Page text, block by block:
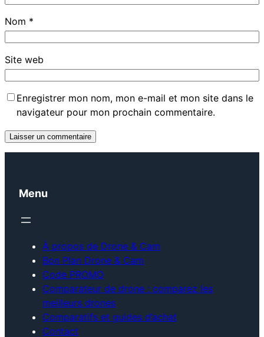
Nom *
Site web
Enregistrer mon nom, mon e-mail et mon site dans le
navigateur pour mon prochain commentaire.
Menu
À propos de Drone & Cam
Bon Plan Drone & Cam
Code PROMO
Comparateur de drone : comparez les
meilleurs drones
Comparatifs et guides d’achat
Contact